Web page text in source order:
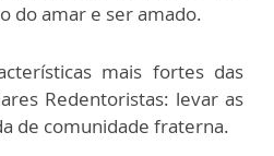
do amar e ser amado.
mais fortes das
Redentoristas: levar as
de comunidade fraterna.